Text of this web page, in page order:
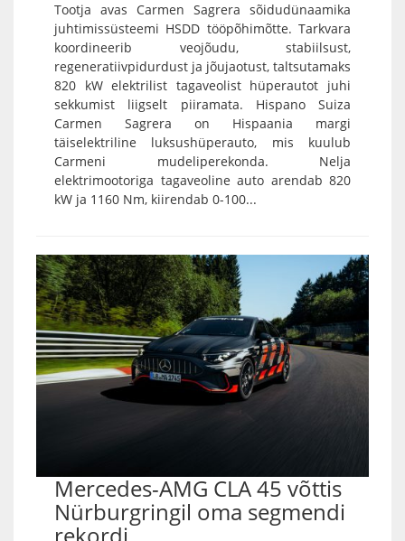
Tootja avas Carmen Sagrera sõidudünaamika
juhtimissüsteemi HSDD tööpõhimõtte. Tarkvara
koordineerib veojõudu, stabiilsust,
regeneratiivpidurdust ja jõujaotust, taltsutamaks
820 kW elektrilist tagaveolist hüperautot juhi
sekkumist liigselt piiramata. Hispano Suiza
Carmen Sagrera on Hispaania margi
täiselektriline luksushüperauto, mis kuulub
Carmeni mudeliperekonda. Nelja
elektrimootoriga tagaveoline auto arendab 820
kW ja 1160 Nm, kiirendab 0-100...
Mercedes-AMG CLA 45 võttis
Nürburgringil oma segmendi
rekordi